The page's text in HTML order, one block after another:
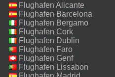
Flughafen Alicante
Flughafen Barcelona
Flughafen Bergamo
Flughafen Cork
Flughafen Dublin
Flughafen Faro
Flughafen Genf
Flughafen Lissabon